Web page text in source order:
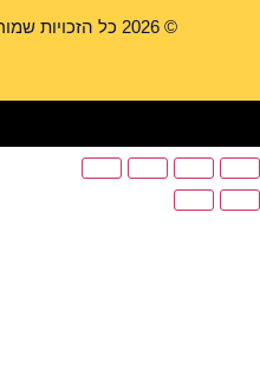
© 2026 כל הזכויות שמורות ל־touresimo